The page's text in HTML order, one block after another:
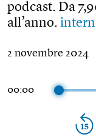
podcast. Da
all’anno.
2 novembre 2024
00:00